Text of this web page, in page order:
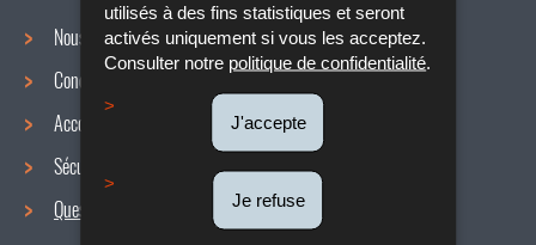
utilisés à des fins statistiques et seront
activés uniquement si vous les acceptez.
Consulter notre politique de confidentialité
J'accepte
Je refuse
Menu
de
navigation
Nous connaître
Conditions de travail
Accords collectifs
Sécurité / Santé au travail
Questions / réponses